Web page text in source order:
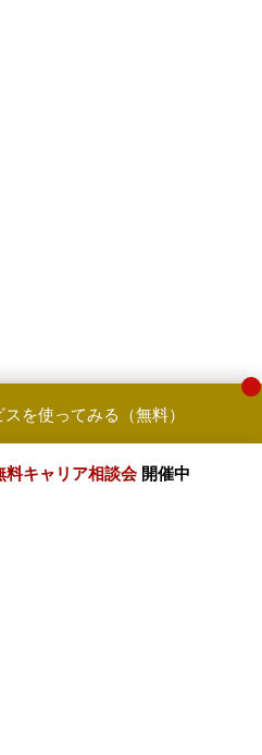
を使ってみる（無料）
料キャリア相談会 開催中